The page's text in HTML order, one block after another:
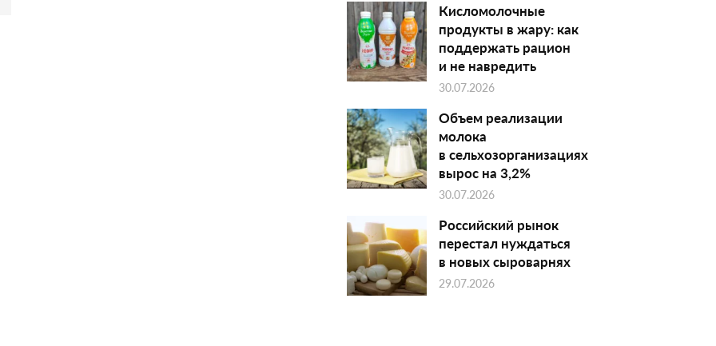
Кисломолочные
продукты в жару: как
поддержать рацион
и не навредить
30.07.2026
Объем реализации
молока
в сельхозорганизациях
вырос на 3,2%
30.07.2026
Российский рынок
перестал нуждаться
в новых сыроварнях
29.07.2026